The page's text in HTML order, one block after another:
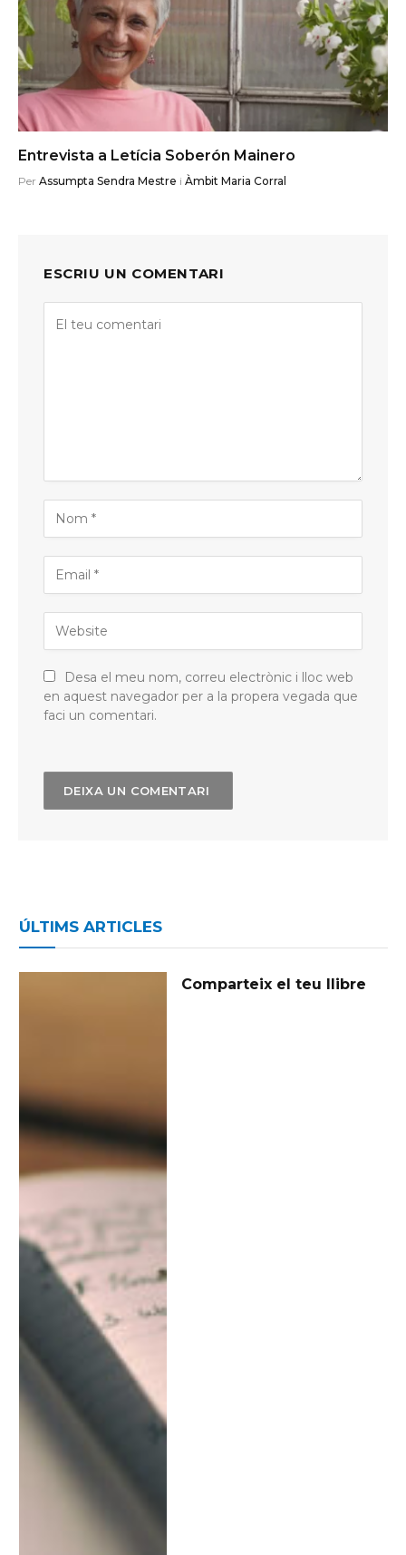
Entrevista a Letícia Soberón Mainero
Per Assumpta Sendra Mestre i Àmbit Maria Corral
ESCRIU UN COMENTARI
Desa el meu nom, correu electrònic i lloc web
en aquest navegador per a la propera vegada que
faci un comentari.
ÚLTIMS ARTICLES
Comparteix el teu llibre